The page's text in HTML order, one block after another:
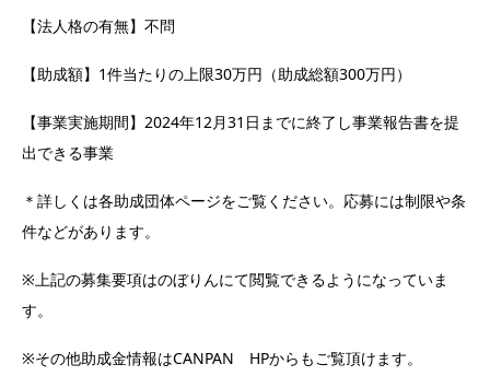
【法人格の有無】不問
【助成額】1件当たりの上限30万円（助成総額300万円）
【事業実施期間】2024年12月31日までに終了し事業報告書を提
出できる事業
＊詳しくは各助成団体ページをご覧ください。応募には制限や条
件などがあります。
※上記の募集要項はのぼりんにて閲覧できるようになっていま
す。
※その他助成金情報はCANPAN HPからもご覧頂けます。